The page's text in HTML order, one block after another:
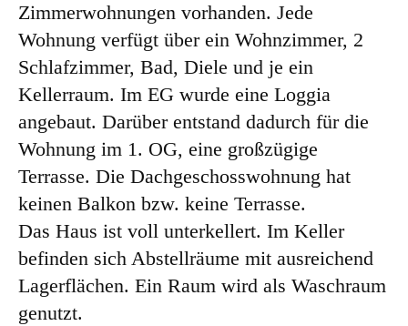
Zimmerwohnungen vorhanden. Jede
Wohnung verfügt über ein Wohnzimmer, 2
Schlafzimmer, Bad, Diele und je ein
Kellerraum. Im EG wurde eine Loggia
angebaut. Darüber entstand dadurch für die
Wohnung im 1. OG, eine großzügige
Terrasse. Die Dachgeschosswohnung hat
keinen Balkon bzw. keine Terrasse.
Das Haus ist voll unterkellert. Im Keller
befinden sich Abstellräume mit ausreichend
Lagerflächen. Ein Raum wird als Waschraum
genutzt.